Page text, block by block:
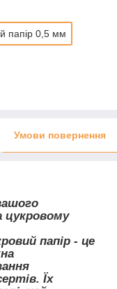
папір 0,5 мм
Умови повернення
цукровому
папір - це
Їх